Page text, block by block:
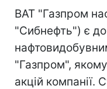
ВАТ "Газпром
"Сибнефть") є
"Газпром",
акцій компанії.